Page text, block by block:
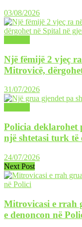
03/08/2026
Një fëmijë 2 vjeç
Mitrovicë,
31/07/2026
Policia
një shtetasi turk
24/07/2026
Next Post
Mitrovicasi e rrah
e denoncon në